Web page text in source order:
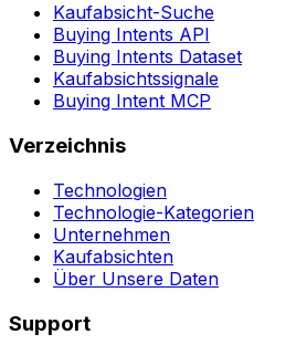
Kaufabsicht-Suche
Buying Intents API
Buying Intents Dataset
Kaufabsichtssignale
Buying Intent MCP
Verzeichnis
Technologien
Technologie-Kategorien
Unternehmen
Kaufabsichten
Über Unsere Daten
Support